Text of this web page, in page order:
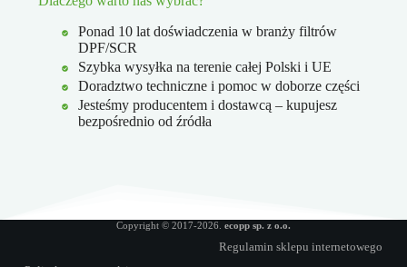
Ponad 10 lat doświadczenia w branży filtrów
DPF/SCR
Szybka wysyłka na terenie całej Polski i UE
Doradztwo techniczne i pomoc w doborze części
Jesteśmy producentem i dostawcą – kupujesz
bezpośrednio od źródła
Copyright © 2017-2026. ecopp sp. z o.o.
Regulamin sklepu internetowego